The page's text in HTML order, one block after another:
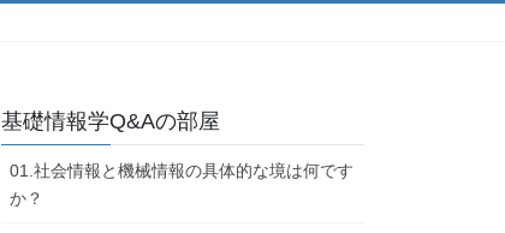
基礎情報学Q&Aの部屋
01.社会情報と機械情報の具体的な境は何です
か？